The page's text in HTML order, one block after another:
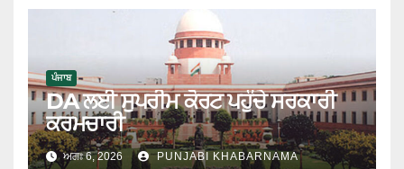
ਪੰਜਾਬ
DA ਲਈ ਸੁਪਰੀਮ ਕੋਰਟ ਪਹੁੰਚੇ ਸਰਕਾਰੀ
ਕਰਮਚਾਰੀ
ਅਗਃ 6, 2026 PUNJABI KHABARNAMA